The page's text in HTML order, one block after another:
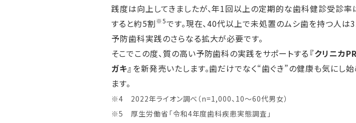
践度は向上してきましたが、年1回以上の定期的な歯科健診受診率
すると約5割※5です。現在、40代以上で未処置のムシ歯を持つ人は
予防歯科実践のさらなる拡大が必要です。
そこでこの度、質の高い予防歯科の実践をサポートする 『クリニカ
ガキ』 を新発売いたします。歯だけでなく“歯ぐき”の健康も気にし
ます。
※4 2022年ライオン調べ（n=1,000、10～60代男女）
※5 厚生労働省「令和4年度歯科疾患実態調査」